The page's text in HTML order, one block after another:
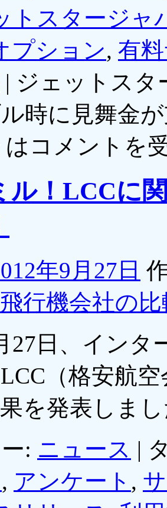
トスタージャ
プション, 有
| ジェットスタ
時に見舞金
コメントを
ル！LCCに
年9月27日
行機会社の
27日、イン
（格安航
を発表しま
: ニュース |
, アンケート ,